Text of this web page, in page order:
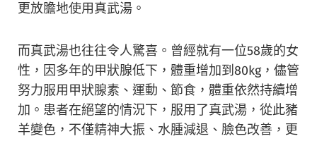
更放膽地使用真武湯。
而真武湯也往往令人驚喜。曾經就有一位58歲的女
性，因多年的甲狀腺低下，體重增加到80kg，儘管
努力服用甲狀腺素、運動、節食，體重依然持續增
加。患者在絕望的情況下，服用了真武湯，從此豬
羊變色，不僅精神大振、水腫減退、臉色改善，更